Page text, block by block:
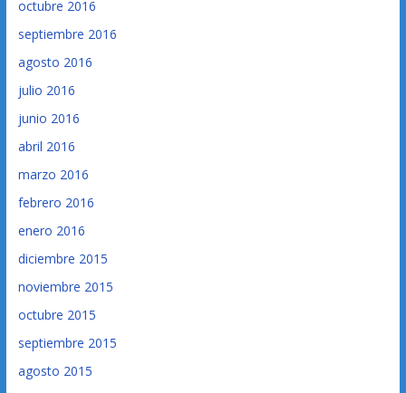
octubre 2016
septiembre 2016
agosto 2016
julio 2016
junio 2016
abril 2016
marzo 2016
febrero 2016
enero 2016
diciembre 2015
noviembre 2015
octubre 2015
septiembre 2015
agosto 2015